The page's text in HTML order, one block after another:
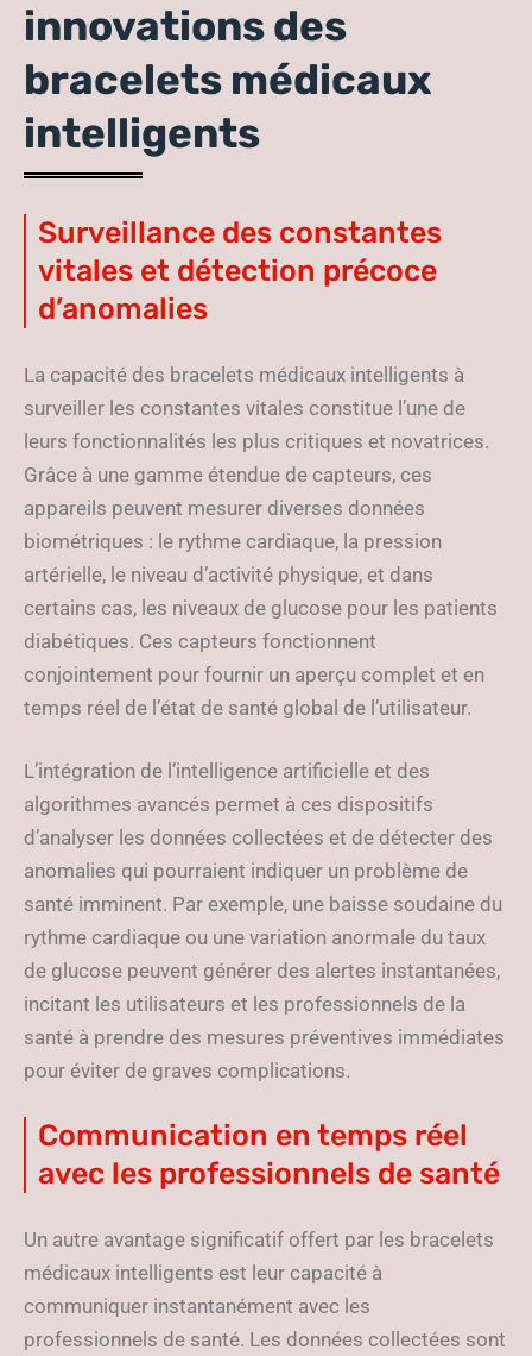
innovations des
bracelets médicaux
intelligents
Surveillance des constantes
vitales et détection précoce
d’anomalies
La capacité des bracelets médicaux intelligents à
surveiller les constantes vitales constitue l’une de
leurs fonctionnalités les plus critiques et novatrices.
Grâce à une gamme étendue de capteurs, ces
appareils peuvent mesurer diverses données
biométriques : le rythme cardiaque, la pression
artérielle, le niveau d’activité physique, et dans
certains cas, les niveaux de glucose pour les patients
diabétiques. Ces capteurs fonctionnent
conjointement pour fournir un aperçu complet et en
temps réel de l’état de santé global de l’utilisateur.
L’intégration de l’intelligence artificielle et des
algorithmes avancés permet à ces dispositifs
d’analyser les données collectées et de détecter des
anomalies qui pourraient indiquer un problème de
santé imminent. Par exemple, une baisse soudaine du
rythme cardiaque ou une variation anormale du taux
de glucose peuvent générer des alertes instantanées,
incitant les utilisateurs et les professionnels de la
santé à prendre des mesures préventives immédiates
pour éviter de graves complications.
Communication en temps réel
avec les professionnels de santé
Un autre avantage significatif offert par les bracelets
médicaux intelligents est leur capacité à
communiquer instantanément avec les
professionnels de santé. Les données collectées sont